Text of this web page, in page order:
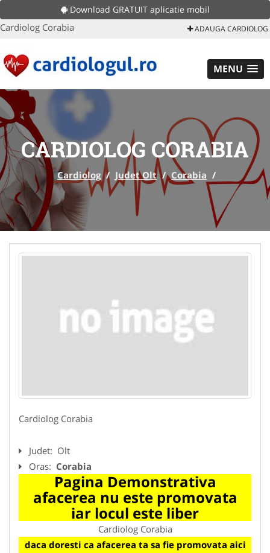
Download GRATUIT aplicatie mobil
Cardiolog Corabia ADAUGA CARDIOLOG
MENU
CARDIOLOG CORABIA
Cardiolog / Judet Olt / Corabia /
Cardiolog Corabia
Judet: Olt
Oras: Corabia
Pagina Demonstrativa
afacerea nu este promovata
iar locul este liber
Cardiolog Corabia
daca doresti ca afacerea ta sa fie promovata aici